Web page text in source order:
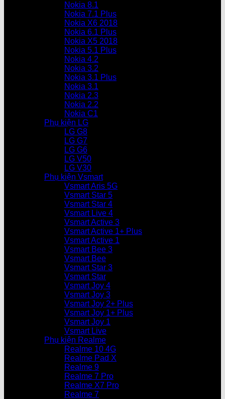
Nokia 8.1
Nokia 7.1 Plus
Nokia X6 2018
Nokia 6.1 Plus
Nokia X5 2018
Nokia 5.1 Plus
Nokia 4.2
Nokia 3.2
Nokia 3.1 Plus
Nokia 3.1
Nokia 2.3
Nokia 2.2
Nokia C1
Phụ kiện LG
LG G8
LG G7
LG G6
LG V50
LG V30
Phụ kiện Vsmart
Vsmart Aris 5G
Vsmart Star 5
Vsmart Star 4
Vsmart Live 4
Vsmart Active 3
Vsmart Active 1+ Plus
Vsmart Active 1
Vsmart Bee 3
Vsmart Bee
Vsmart Star 3
Vsmart Star
Vsmart Joy 4
Vsmart Joy 3
Vsmart Joy 2+ Plus
Vsmart Joy 1+ Plus
Vsmart Joy 1
Vsmart Live
Phụ kiện Realme
Realme 10 4G
Realme Pad X
Realme 9
Realme 7 Pro
Realme X7 Pro
Realme 7